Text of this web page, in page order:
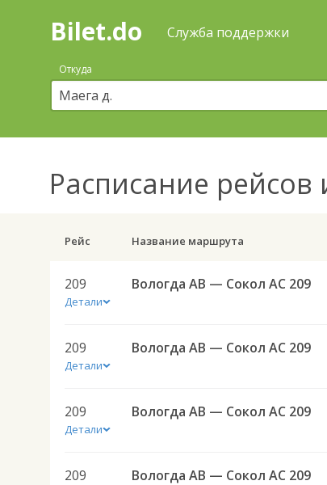
Поиск
покупка
билетов
автобус
онлайн
Bilet.do Служба поддержки
Откуда
Расписание рейсов
Рейс Название маршрута
209
Детали
Вологда АВ — Сокол АС 209
209
Детали
Вологда АВ — Сокол АС 209
209
Детали
Вологда АВ — Сокол АС 209
209 Вологда АВ — Сокол АС 209